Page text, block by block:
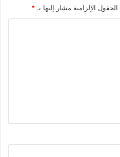
الحقول الإلزامية مشار إليها بـ *